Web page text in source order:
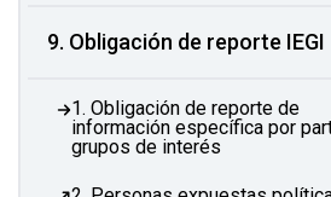
9. Obligación de reporte IEGI
1. Obligación de reporte de
información específica por
grupos de interés